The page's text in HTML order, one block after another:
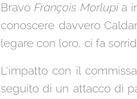
Bravo François Morlupia
conoscere davvero
legare con loro, ci fa
L'impatto con il
seguito di un attacco di